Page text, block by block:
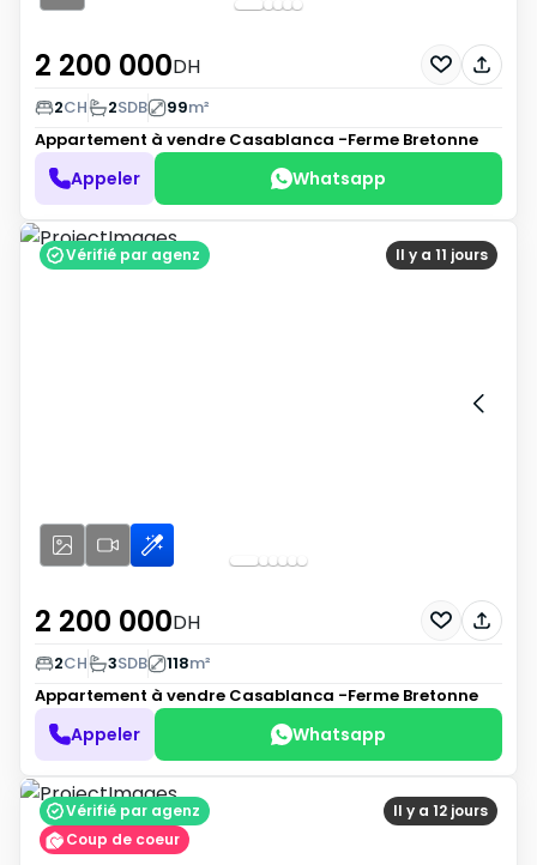
2 200 000DH
2CH 2SDB 99m²
Appartement à vendre Casablanca -Ferme Bretonne
Appeler Whatsapp
Il y a 11 jours
Vérifié par agenz
2 200 000DH
2CH 3SDB 118m²
Appartement à vendre Casablanca -Ferme Bretonne
Appeler Whatsapp
Il y a 12 jours
Vérifié par agenz
Coup de coeur